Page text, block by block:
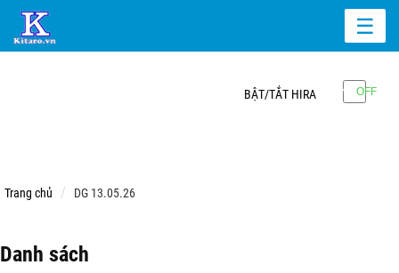
☰
BẬT/TẮT HIRA
Trang chủ DG 13.05.26
Danh sách